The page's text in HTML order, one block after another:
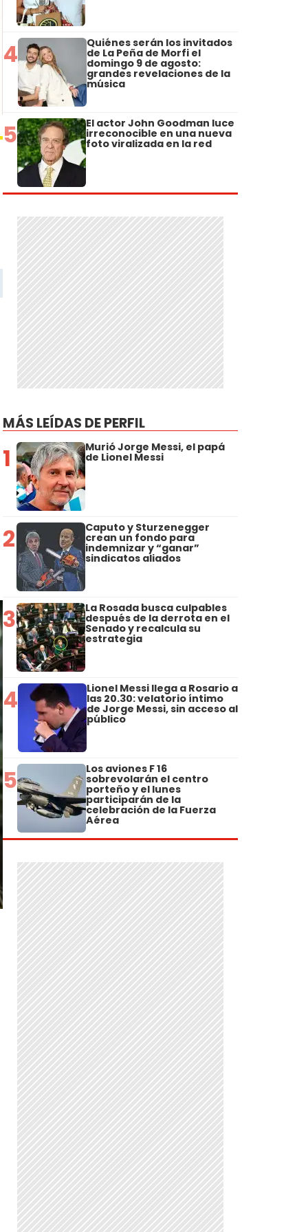
4 Quiénes serán los invitados
de La Peña de Morfi el
domingo 9 de agosto:
grandes revelaciones de la
música
5 El actor John Goodman luce
irreconocible en una nueva
foto viralizada en la red
MÁS LEÍDAS DE PERFIL
1 Murió Jorge Messi, el papá
de Lionel Messi
2 Caputo y Sturzenegger
crean un fondo para
indemnizar y “ganar”
sindicatos aliados
3 La Rosada busca culpables
después de la derrota en el
Senado y recalcula su
estrategia
4 Lionel Messi llega a Rosario a
las 20.30: velatorio íntimo
de Jorge Messi, sin acceso al
público
5 Los aviones F 16
sobrevolarán el centro
porteño y el lunes
participarán de la
celebración de la Fuerza
Aérea